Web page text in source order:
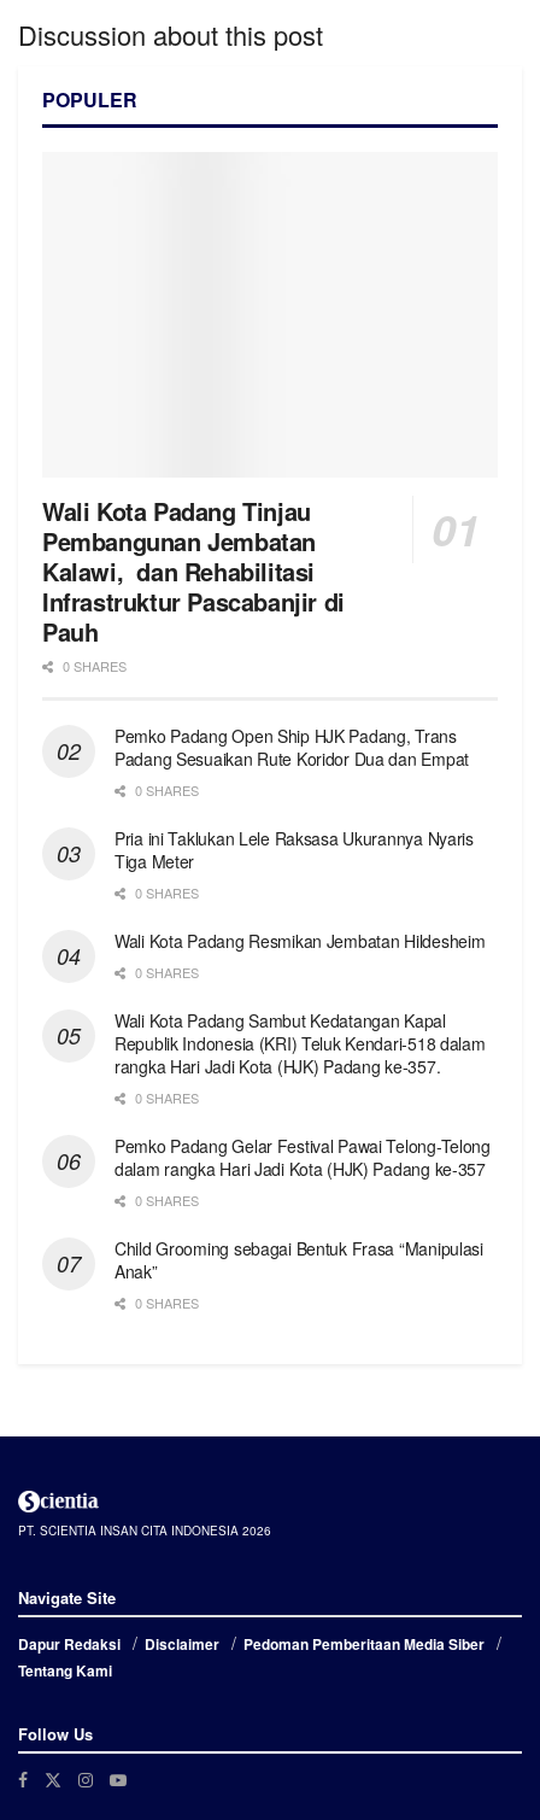
Discussion about this post
POPULER
Wali Kota Padang Tinjau
Pembangunan Jembatan
Kalawi, dan Rehabilitasi
Infrastruktur Pascabanjir di
Pauh
0 SHARES
Pemko Padang Open Ship HJK Padang, Trans
Padang Sesuaikan Rute Koridor Dua dan Empat
0 SHARES
Pria ini Taklukan Lele Raksasa Ukurannya Nyaris
Tiga Meter
0 SHARES
Wali Kota Padang Resmikan Jembatan Hildesheim
0 SHARES
Wali Kota Padang Sambut Kedatangan Kapal
Republik Indonesia (KRI) Teluk Kendari-518 dalam
rangka Hari Jadi Kota (HJK) Padang ke-357.
0 SHARES
Pemko Padang Gelar Festival Pawai Telong-Telong
dalam rangka Hari Jadi Kota (HJK) Padang ke-357
0 SHARES
Child Grooming sebagai Bentuk Frasa “Manipulasi
Anak”
0 SHARES
PT. SCIENTIA INSAN CITA INDONESIA 2026
Navigate Site
Dapur Redaksi Disclaimer
Pedoman Pemberitaan Media Siber
Tentang Kami
Follow Us